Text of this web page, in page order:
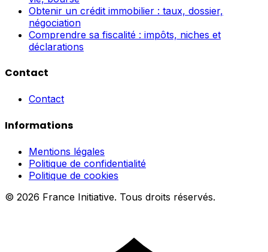
Obtenir un crédit immobilier : taux, dossier,
négociation
Comprendre sa fiscalité : impôts, niches et
déclarations
Contact
Contact
Informations
Mentions légales
Politique de confidentialité
Politique de cookies
© 2026 France Initiative. Tous droits réservés.